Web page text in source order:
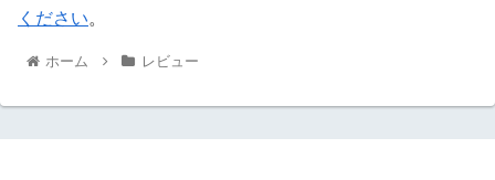
ください。
ホーム レビュー